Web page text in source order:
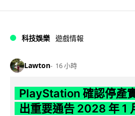
科技娛樂 遊戲情報
Lawton 16 小時
PlayStation 確認停產
出重要通告 2028 年 1